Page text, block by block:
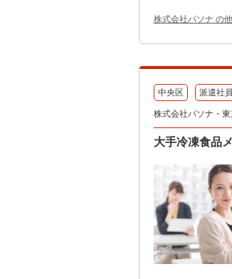
株式会社パソナ の
中央区 派遣社員
株式会社パソナ・
大手冷凍食品